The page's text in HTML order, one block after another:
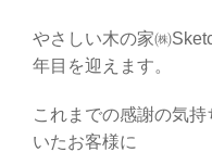
やさしい木の家㈱
年目を迎えます。
これまでの感謝の気
いたお客様に